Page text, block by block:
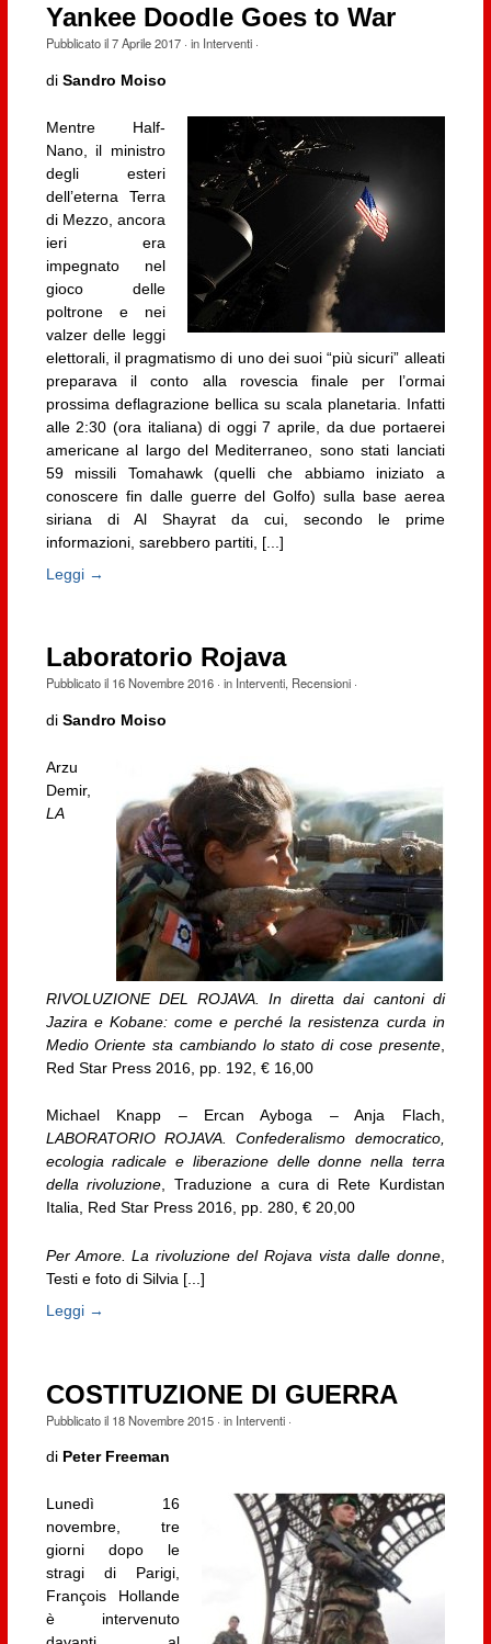
Yankee Doodle Goes to War
Pubblicato il7 Aprile 2017· in Interventi·
di Sandro Moiso
Mentre Half-
Nano, il ministro
degli esteri
dell’eterna Terra
di Mezzo, ancora
ieri era
impegnato nel
gioco delle
poltrone e nei
valzer delle leggi
elettorali, il pragmatismo di uno dei suoi “più sicuri” alleati
preparava il conto alla rovescia finale per l’ormai
prossima deflagrazione bellica su scala planetaria. Infatti
alle 2:30 (ora italiana) di oggi 7 aprile, da due portaerei
americane al largo del Mediterraneo, sono stati lanciati
59 missili Tomahawk (quelli che abbiamo iniziato a
conoscere fin dalle guerre del Golfo) sulla base aerea
siriana di Al Shayrat da cui, secondo le prime
informazioni, sarebbero partiti, [...]
Leggi →
Laboratorio Rojava
Pubblicato il 16 Novembre 2016· in Interventi, Recensioni·
di Sandro Moiso
Arzu
Demir,
LA
RIVOLUZIONE DEL ROJAVA. In diretta dai cantoni di
Jazira e Kobane: come e perché la resistenza curda in
Medio Oriente sta cambiando lo stato di cose presente,
Red Star Press 2016, pp. 192, € 16,00
Michael Knapp – Ercan Ayboga – Anja Flach,
LABORATORIO ROJAVA. Confederalismo democratico,
ecologia radicale e liberazione delle donne nella terra
della rivoluzione, Traduzione a cura di Rete Kurdistan
Italia, Red Star Press 2016, pp. 280, € 20,00
Per Amore. La rivoluzione del Rojava vista dalle donne,
Testi e foto di Silvia [...]
Leggi →
COSTITUZIONE DI GUERRA
Pubblicato il 18 Novembre 2015· in Interventi·
di Peter Freeman
Lunedì 16
novembre, tre
giorni dopo le
stragi di Parigi,
François Hollande
è intervenuto